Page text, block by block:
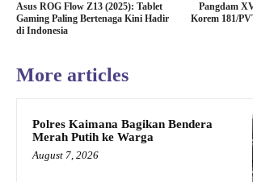
Asus ROG Flow Z13 (2025): Tablet
Gaming Paling Bertenaga Kini Hadir
di Indonesia
Pangdam
Korem 181/
More articles
Polres Kaimana Bagikan Bendera
Merah Putih ke Warga
August 7, 2026